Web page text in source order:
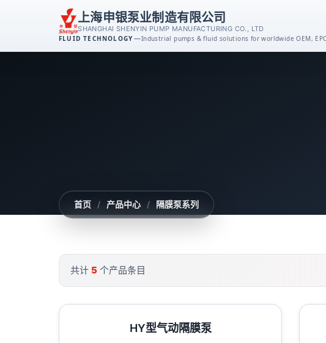
上海申银泵业制造有限公司
SHANGHAI SHENYIN PUMP MANUFACTURING CO., LTD
FLUID TECHNOLOGY —Industrial pumps & fluid solutions for worldwide OEM,
不锈钢泵系列
首页 / 产品中心 / 隔膜泵系列
共计 5 个产品条目
HY型气动隔膜泵